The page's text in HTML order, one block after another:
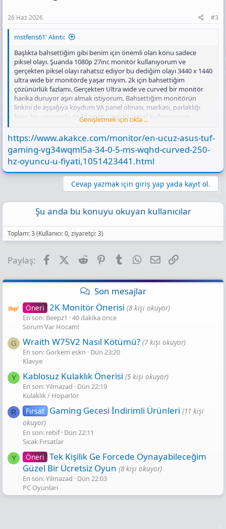
srsltid=AfmBOopf1gboqPKed9eXPPrSybNHnqycB78qEkJVaooqBZ
eYBDMXmiuc
https://www.itopya.com/fazeon-x34f180qp-34-180hz-05ms-rgb-
hdmi-dp-adaptive-sync-hdr10-qhd-ss-va-curved-gaming-
monitor_u33253?
srsltid=AfmBOopf1gboqPKed9eXPPrSybNHnqycB78qEkJVaooqBZ
eYBDMXmiuc
26 Haz 2026 #3
mstfens61' Alıntı:
Başlıkta bahsettiğim gibi benim için önemli olan konu sadece
piksel olayı. Şuanda 1080p 27inc monitör kullanıyorum ve
gerçekten piksel olayı rahatsız ediyor bu dediğim olayı 3440 x 1440
ultra wide bir monitörde yaşar mıyım. 2k için bahsettiğim
çözünürlük fazlamı. Gerçekten Ultra wide ve curved bir monitör
harika duruyor aşırı almak istiyorum. Bahsettiğim monitörün
linkini de aşşağıya koydum VA panel olması, markası, parlaklığı
felan hiç umrumda değil zaten şuan VA panel kullanıyorum
rahatsız olacağımı zannetmiyorum. Fiyatıda aşırı uygun sizce alınır
mı?
https://www.itopya.com/fazeon-x34f180qp-34-180hz-05ms-rgb-
hdmi-dp-adaptive-sync-hdr10-qhd-ss-va-curved-gaming-
monitor_u33253?
srsltid=AfmBOopf1gboqPKed9eXPPrSybNHnqycB78qEkJVaooqBZ
hdmi-dp-adaptive-sync-hdr10-qhd-ss-va-curved-gaming-
monitor_u33253?
srsltid=AfmBOopf1gboqPKed9eXPPrSybNHnqycB78qEkJVaooqBZ
eYBDMXmiuc
https://www.itopya.com/fazeon-x34f180qp-34-180hz-05ms-rgb-
hdmi-dp-adaptive-sync-hdr10-qhd-ss-va-curved-gaming-
monitor_u33253?
eYBDMXmiuc
Genişletmek için tıkla ...
https://www.akakce.com/monitor/en-ucuz-asus-tuf-
gaming-vg34wqml5a-34-0-5-ms-wqhd-curved-250-
hz-oyuncu-u-fiyati,1051423441.html
Cevap yazmak için giriş yap yada kayıt ol.
Şu anda bu konuyu okuyan kullanıcılar
Toplam: 3 (Kullanıcı: 0, ziyaretçi: 3)
Paylaş: FacebookX (Twitter)
Reddit PinterestTumblr WhatsApp
E-posta
Son mesajlar
Öneri 2K Monitör Önerisi (8 kişi okuyor)
En son: Beepz1
40 dakika önce
Sorum Var Hocam!
G Wraith W75V2 Nasıl Kötümü? (7 kişi okuyor)
En son: Gorkem eskn
Dün 23:20
Klavye
Y Kablosuz Kulaklık Önerisi (5 kişi okuyor)
En son: Yilmazad
Dün 22:19
Kulaklık / Hoparlör
R Fırsat Gaming Gecesi̇ İndi̇ri̇mli̇ Ürünleri̇ (11 kişi
okuyor)
En son: rebif Dün 22:11
Sıcak Fırsatlar
Y Öneri Tek Kişilik Ge Forcede Oynayabileceğim
Güzel Bir Ücretsiz Oyun (8 kişi okuyor)
En son: Yilmazad
Dün 22:03
PC Oyunları